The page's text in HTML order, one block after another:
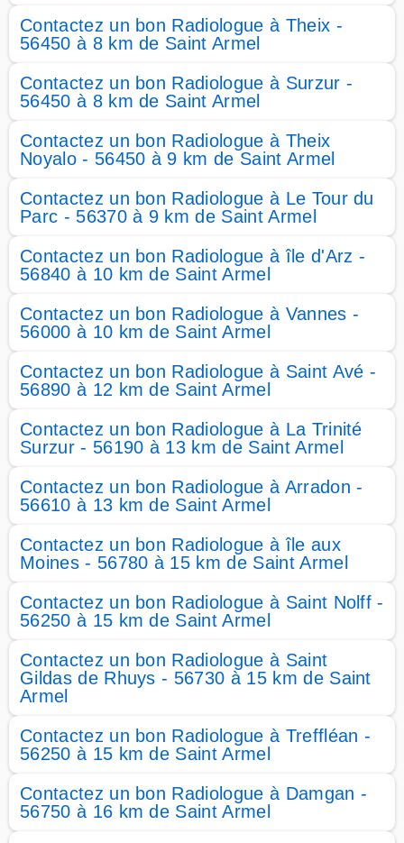
Contactez un bon Radiologue à Theix -
56450 à 8 km de Saint Armel
Contactez un bon Radiologue à Surzur -
56450 à 8 km de Saint Armel
Contactez un bon Radiologue à Theix
Noyalo - 56450 à 9 km de Saint Armel
Contactez un bon Radiologue à Le Tour du
Parc - 56370 à 9 km de Saint Armel
Contactez un bon Radiologue à île d'Arz -
56840 à 10 km de Saint Armel
Contactez un bon Radiologue à Vannes -
56000 à 10 km de Saint Armel
Contactez un bon Radiologue à Saint Avé -
56890 à 12 km de Saint Armel
Contactez un bon Radiologue à La Trinité
Surzur - 56190 à 13 km de Saint Armel
Contactez un bon Radiologue à Arradon -
56610 à 13 km de Saint Armel
Contactez un bon Radiologue à île aux
Moines - 56780 à 15 km de Saint Armel
Contactez un bon Radiologue à Saint Nolff -
56250 à 15 km de Saint Armel
Contactez un bon Radiologue à Saint
Gildas de Rhuys - 56730 à 15 km de Saint
Armel
Contactez un bon Radiologue à Treffléan -
56250 à 15 km de Saint Armel
Contactez un bon Radiologue à Damgan -
56750 à 16 km de Saint Armel